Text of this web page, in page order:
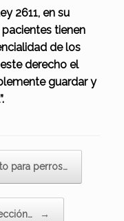
2611, en su
pacientes tienen
de los
derecho el
guardar y
para perros…
→